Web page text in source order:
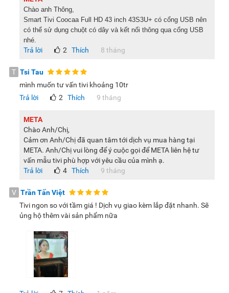
linh hoạt.
Tham khảo thêm sản phẩm cùng dòng:
Smart TV HD
Coocaa 32 inch 32S3U+
Tivi Coocaa 43 inch 43S3U+ gây ấn tượng với người dùng
bởi thiết kế màn hình tràn viền vô cực kết hợp công nghệ
bảo vệ mắt độc đáo, đem tới cảm giác xem chân thực, thích
mắt. Vậy nên, nếu có nhu cầu mua tivi, bạn đừng bỏ qua
model này nhé.
Lưu ý:Hình ảnh sản phẩm chỉ có tính chất minh họa, chi tiết
sản phẩm, màu sắc, thiết kế và thông số kỹ thuật có thể thay
đổi tùy theo sản phẩm thực tế mà không cần thông báo
trước.
Chào anh Thông,
Smart Tivi Coocaa Full HD 43 inch 43S3U+ có cổng USB nên
có thể sử dụng chuột có dây và kết nối thông qua cổng USB
nhé.
Trả lời Thích
2 8 tháng
T Tsi Tau
mình muốn tư vấn tivi khoảng 10tr
Trả lời
Thích
2 9 tháng
META
Chào Anh/Chị,
Cảm ơn Anh/Chị đã quan tâm tới dịch vụ mua hàng tại
META. Anh/Chị vui lòng để ý cuộc gọi để META liên hệ tư
vấn mẫu tivi phù hợp với yêu cầu của mình ạ.
Trả lời
Thích
4 9 tháng
V Trần Tấn Việt
Tivi ngon so với tầm giá ! Dịch vụ giao kèm lắp đặt nhanh. Sẽ
ủng hộ thêm vài sản phẩm nữa